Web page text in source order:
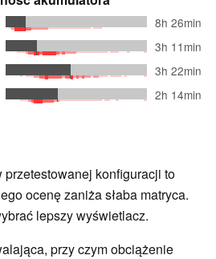
8h 26min
3h 11min
3h 22min
2h 14min
przetestowanej konfiguracji to
ocenę zaniża słaba matryca.
lepszy wyświetlacz.
przy czym obciążenie